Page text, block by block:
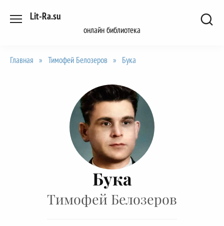
Lit-Ra.su
онлайн библиотека
Главная » Тимофей Белозеров » Бука
Бука
Тимофей Белозеров